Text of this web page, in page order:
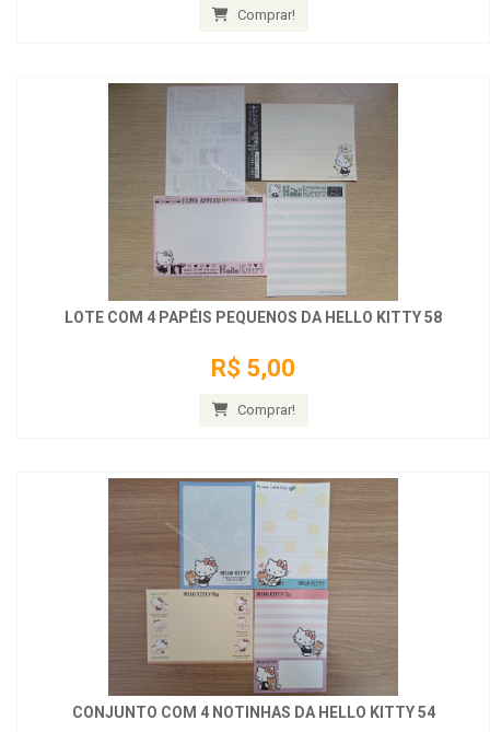
Comprar!
LOTE COM 4 PAPÉIS PEQUENOS DA HELLO KITTY 58
R$ 5,00
Comprar!
CONJUNTO COM 4 NOTINHAS DA HELLO KITTY 54